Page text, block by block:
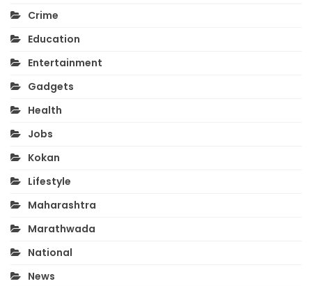
Crime
Education
Entertainment
Gadgets
Health
Jobs
Kokan
Lifestyle
Maharashtra
Marathwada
National
News